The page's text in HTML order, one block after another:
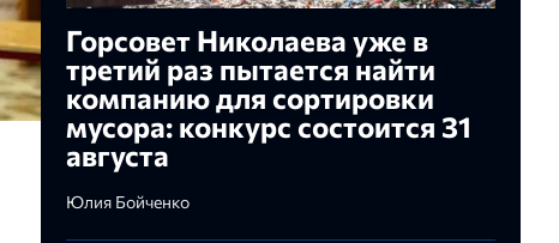
Горсовет Николаева уже в
третий раз пытается найти
компанию для сортировки
мусора: конкурс состоится 31
августа
Юлия Бойченко